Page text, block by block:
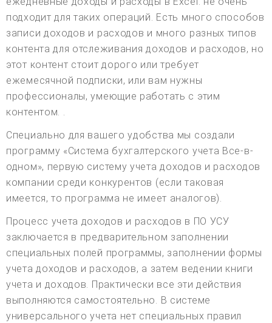
подходит для таких операций. Есть много способов
записи доходов и расходов и много разных типов
контента для отслеживания доходов и расходов, но
этот контент стоит дорого или требует
ежемесячной подписки, или вам нужны
профессионалы, умеющие работать с этим
контентом. .
Специально для вашего удобства мы создали
программу «Система бухгалтерского учета Все-в-
одном», первую систему учета доходов и расходов
компании среди конкурентов (если таковая
имеется, то программа не имеет аналогов).
Процесс учета доходов и расходов в ПО УСУ
заключается в предварительном заполнении
специальных полей программы, заполнении формы
учета доходов и расходов, а затем ведении книги
учета и доходов. Практически все эти действия
выполняются самостоятельно. В системе
универсального учета нет специальных правил